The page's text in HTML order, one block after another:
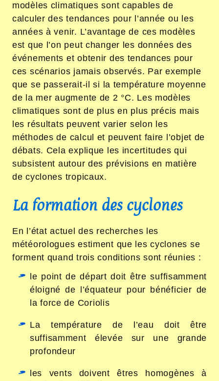
modèles climatiques sont capables de
calculer des tendances pour l’année ou les
années à venir. L’avantage de ces modèles
est que l’on peut changer les données des
événements et obtenir des tendances pour
ces scénarios jamais observés. Par exemple
que se passerait-il si la température moyenne
de la mer augmente de 2 °C. Les modèles
climatiques sont de plus en plus précis mais
les résultats peuvent varier selon les
méthodes de calcul et peuvent faire l’objet de
débats. Cela explique les incertitudes qui
subsistent autour des prévisions en matière
de cyclones tropicaux.
La formation des cyclones
En l’état actuel des recherches les
météorologues estiment que les cyclones se
forment quand trois conditions sont réunies :
le point de départ doit être suffisamment
éloigné de l’équateur pour bénéficier de
la force de Coriolis
La température de l’eau doit être
suffisamment élevée sur une grande
profondeur
les vents doivent êtres homogènes à